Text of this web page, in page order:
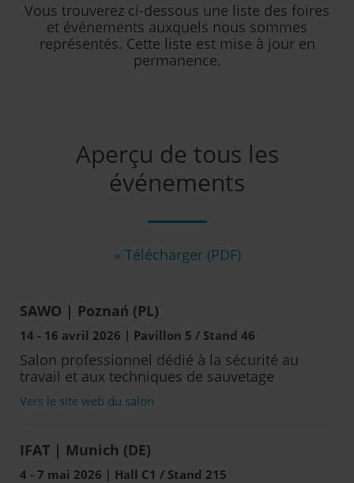
Vous trouverez ci-dessous une liste des foires
et événements auxquels nous sommes
représentés. Cette liste est mise à jour en
permanence.
Aperçu de tous les
événements
» Télécharger (PDF)
SAWO | Poznań (PL)
14 - 16 avril 2026 | Pavillon 5 / Stand 46
Salon professionnel dédié à la sécurité au
travail et aux techniques de sauvetage
Vers le site web du salon
IFAT | Munich (DE)
4 - 7 mai 2026 | Hall C1 / Stand 215